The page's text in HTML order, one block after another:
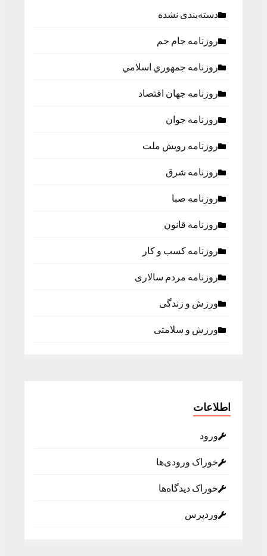
دسته‌بندی نشده
روزنامه جام جم
روزنامه جمهوري اسلامي
روزنامه جهان اقتصاد
روزنامه جوان
روزنامه رویش ملت
روزنامه شرق
روزنامه صبا
روزنامه قانون
روزنامه كسب و كار
روزنامه مردم سالاری
ورزش و زندگی
ورزش و سلامتی
اطلاعات
ورود
خوراک ورودی‌ها
خوراک دیدگاه‌ها
وردپرس